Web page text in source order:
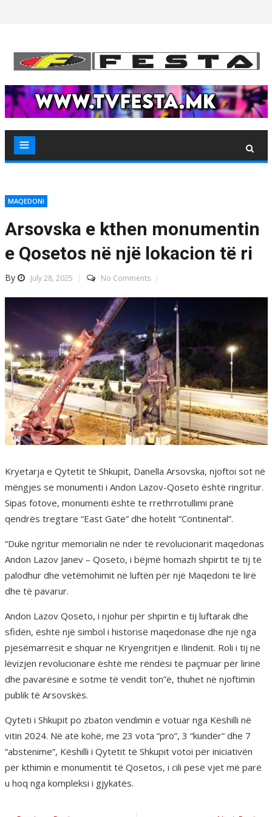
MAQEDONI
Arsovska e kthen monumentin
e Qosetos në një lokacion të ri
By July 28, 2025 No Comments
Kryetarja e Qytetit të Shkupit, Danella Arsovska, njoftoi sot në
mëngjes se monumenti i Andon Lazov-Qoseto është ringritur.
Sipas fotove, monumenti është te rrethrrotullimi pranë
qendrës tregtare “East Gate” dhe hotelit “Continental”.
“Duke ngritur memorialin në nder të revolucionarit maqedonas
Andon Lazov Janev – Qoseto, i bëjmë homazh shpirtit të tij të
palodhur dhe vetëmohimit në luftën për një Maqedoni të lirë
dhe të pavarur.
Andon Lazov Qoseto, i njohur për shpirtin e tij luftarak dhe
sfidën, është një simbol i historisë maqedonase dhe një nga
pjesëmarrësit e shquar në Kryengritjen e Ilindenit. Roli i tij në
lëvizjen revolucionare është me rëndësi të paçmuar për lirinë
dhe pavarësinë e sotme të vendit ton”ë, thuhet në njoftimin
publik të Arsovskës.
Qyteti i Shkupit po zbaton vendimin e votuar nga Këshilli në
vitin 2024. Në atë kohë, me 23 vota “pro”, 3 “kundër” dhe 7
“abstenime”, Këshilli i Qytetit të Shkupit votoi për iniciativën
për kthimin e monumentit të Qosetos, i cili pesë vjet më parë
u hoq nga kompleksi i gjykatës.